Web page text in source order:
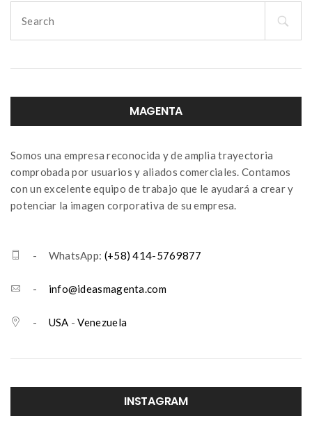
for:
MAGENTA
Somos una empresa reconocida y de amplia trayectoria
comprobada por usuarios y aliados comerciales. Contamos
con un excelente equipo de trabajo que le ayudará a crear y
potenciar la imagen corporativa de su empresa.
- WhatsApp: (+58) 414-5769877
- info@ideasmagenta.com
- USA -Venezuela
INSTAGRAM